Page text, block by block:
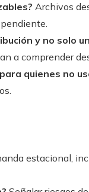
Archivos
y no solo
a comprender
quienes no
estacional,